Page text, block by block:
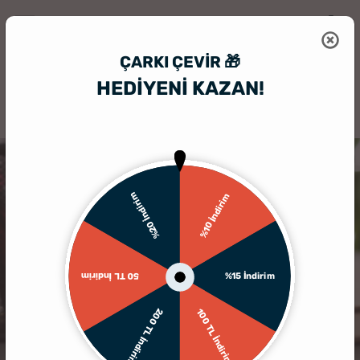
ÇARKI ÇEVIR 🎁
HEDİYENİ KAZAN!
%10 İndirim
%15 İndirim
100 TL İndirim
200 TL İndirim
50 TL İndirim
%20 İndirim